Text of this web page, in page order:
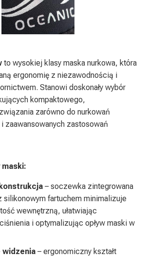
to wysokiej klasy maska nurkowa, która
ergonomię z niezawodnością i
Stanowi doskonały wybór
kompaktowego,
zarówno do nurkowań
zaawansowanych zastosowań
– soczewka zintegrowana
silikonowym fartuchem minimalizuje
wewnętrzną, ułatwiając
i optymalizując opływ maski w
widzenia – ergonomiczny kształt